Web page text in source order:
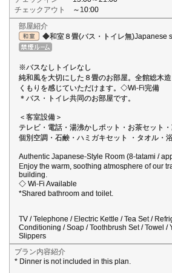
チェックアウト
～10:00
部屋紹介
◆和室８畳(バス・トイレ無)Japanese
※バスなしトイレなし
純和風を大切にした８畳のお部屋。全館総木
くもりを感じていただけます。◇Wi-Fi完備
＊バス・トイレ共同のお部屋です。
＜客室設備＞
テレビ・電話・湯沸かしポット・お茶セット
個別空調・石鹸・ハミガキセット ・タオル・
Authentic Japanese-Style Room (8-tatami /
Enjoy the warm, soothing atmosphere of our
building.
◇ Wi-Fi Available
*Shared bathroom and toilet.
TV / Telephone / Electric Kettle / Tea Set /
Conditioning / Soap / Toothbrush Set / Towel /
Slippers
プラン内容紹介
* Dinner is not included in this plan.